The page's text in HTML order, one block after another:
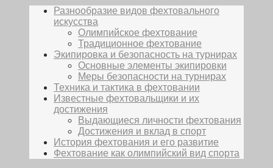
Разнообразие видов фехтовального
искусства
Олимпийское фехтование
Традиционное фехтование
Экипировка и безопасность на турнирах
Основные элементы экипировки
Меры безопасности на турнирах
Техника и тактика в фехтовании
Известные фехтовальщики и их
достижения
Выдающиеся личности фехтования
Достижения и вклад в спорт
История фехтования и его развитие
Фехтование как олимпийский вид спорта